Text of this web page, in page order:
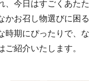
、今日はすごくあた
かお召し物選びに困る
時期にぴったりで、
ご紹介いたします。